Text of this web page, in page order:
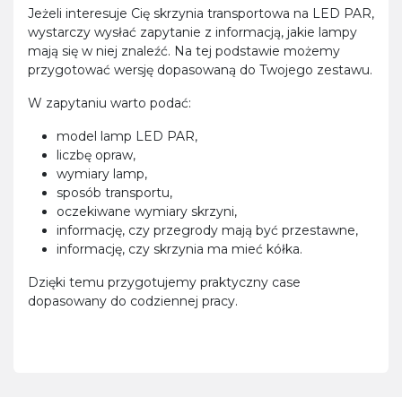
Jeżeli interesuje Cię skrzynia transportowa na LED PAR,
wystarczy wysłać zapytanie z informacją, jakie lampy
mają się w niej znaleźć. Na tej podstawie możemy
przygotować wersję dopasowaną do Twojego zestawu.
W zapytaniu warto podać:
model lamp LED PAR,
liczbę opraw,
wymiary lamp,
sposób transportu,
oczekiwane wymiary skrzyni,
informację, czy przegrody mają być przestawne,
informację, czy skrzynia ma mieć kółka.
Dzięki temu przygotujemy praktyczny case
dopasowany do codziennej pracy.